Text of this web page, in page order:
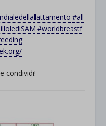
#all
#worldbreastf
condividi!